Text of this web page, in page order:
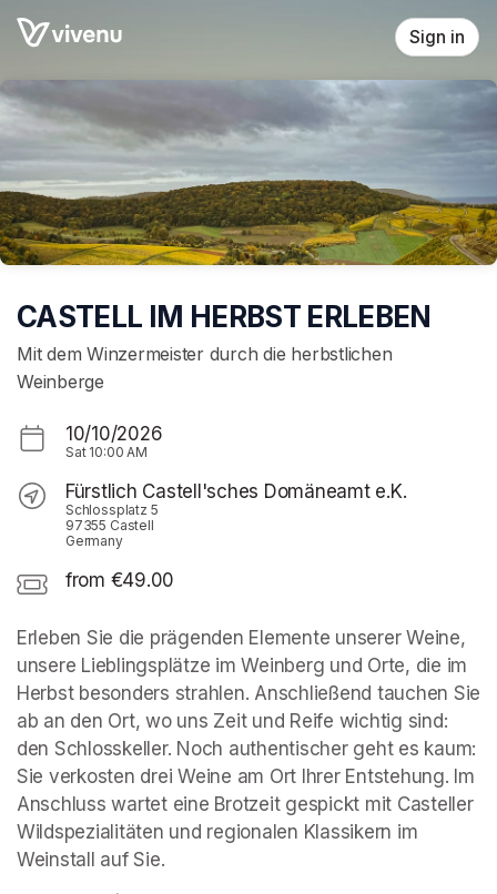
Skip header
Sign in
CASTELL IM HERBST ERLEBEN
Mit dem Winzermeister durch die herbstlichen
Weinberge
10/10/2026
Sat 10:00 AM
Fürstlich Castell'sches Domäneamt e.K.
Schlossplatz 5
97355 Castell
Germany
from €49.00
Erleben Sie die prägenden Elemente unserer Weine,
unsere Lieblingsplätze im Weinberg und Orte, die im
Herbst besonders strahlen. Anschließend tauchen Sie
ab an den Ort, wo uns Zeit und Reife wichtig sind:
den Schlosskeller. Noch authentischer geht es kaum:
Sie verkosten drei Weine am Ort Ihrer Entstehung. Im
Anschluss wartet eine Brotzeit gespickt mit Casteller
Wildspezialitäten und regionalen Klassikern im
Weinstall auf Sie.